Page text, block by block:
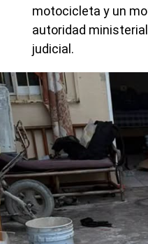
motocicleta y un
autoridad
judicial.